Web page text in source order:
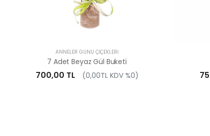
ANNELER GÜNÜ ÇIÇEKLERI
7 Adet Beyaz Gül Buketi
700,00 TL (0,00TL KDV %0)